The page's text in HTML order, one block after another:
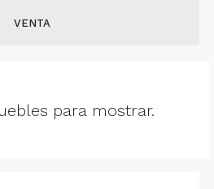
VENTA
para mostrar.